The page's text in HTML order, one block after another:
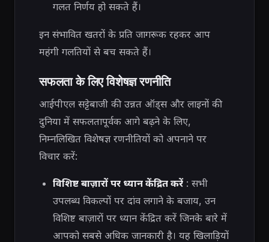
गलत निर्णय हो सकते हैं।
इन संभावित खतरों के प्रति जागरूक रहकर आप
महंगी गलतियों से बच सकते हैं।
सफलता के लिए विशेषज्ञ रणनीति
आईपीएल सट्टेबाजी की उन्नत ऑड्स और लाइनों की
दुनिया में सफलतापूर्वक आगे बढ़ने के लिए,
निम्नलिखित विशेषज्ञ रणनीतियों को अपनाने पर
विचार करें:
विशिष्ट बाज़ारों पर ध्यान केंद्रित करें: सभी
उपलब्ध विकल्पों पर दांव लगाने के बजाय, उन
विशिष्ट बाज़ारों पर ध्यान केंद्रित करें जिनके बारे में
आपको सबसे अधिक जानकारी है। यह खिलाड़ियों